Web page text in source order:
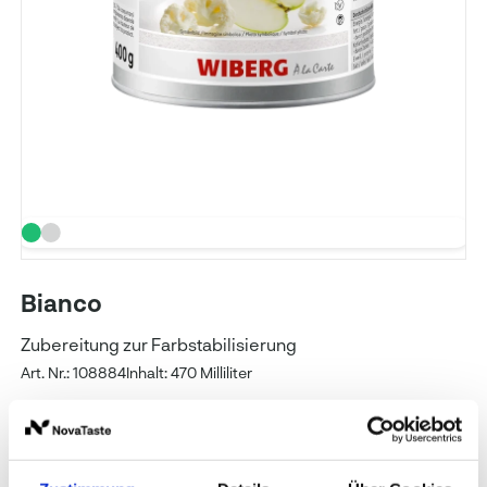
Bianco
Zubereitung zur Farbstabilisierung
Art. Nr.: 108884Inhalt: 470 Milliliter
Preise und Verfügbarkeit sehen unsere